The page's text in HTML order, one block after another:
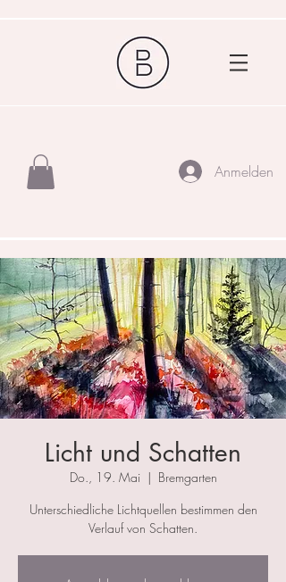
Anmelden
Licht und Schatten
Do., 19. Mai
  |
Bremgarten
Unterschiedliche Lichtquellen bestimmen den
Verlauf von Schatten.